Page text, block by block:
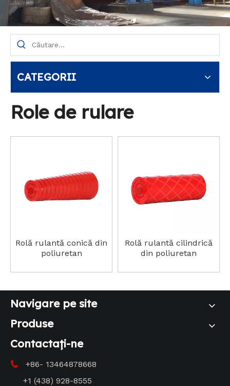
CATEGORII
Role de rulare
Rolă rulantă conică din
poliuretan
Rolă rulantă cilindrică
din poliuretan
Navigare pe site
Produse
Contactaţi-ne

+86- 13464878668
+1 (438) 928-8555